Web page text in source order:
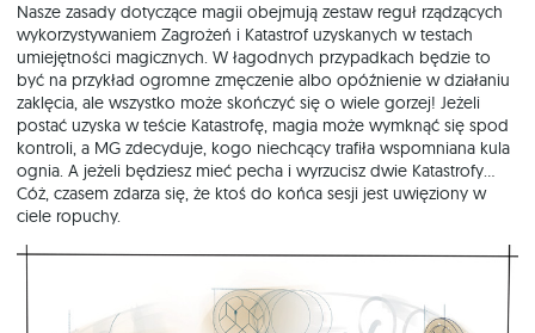
Nasze zasady dotyczące magii obejmują zestaw reguł rządzących
wykorzystywaniem Zagrożeń i Katastrof uzyskanych w testach
umiejętności magicznych. W łagodnych przypadkach będzie to
być na przykład ogromne zmęczenie albo opóźnienie w działaniu
zaklęcia, ale wszystko może skończyć się o wiele gorzej! Jeżeli
postać uzyska w teście Katastrofę, magia może wymknąć się spod
kontroli, a MG zdecyduje, kogo niechcący trafiła wspomniana kula
ognia. A jeżeli będziesz mieć pecha i wyrzucisz dwie Katastrofy...
Cóż, czasem zdarza się, że ktoś do końca sesji jest uwięziony w
ciele ropuchy.